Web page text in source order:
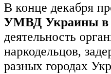
В конце декабря
УМВД Украины в
деятельность
наркодельцов,
разных городах